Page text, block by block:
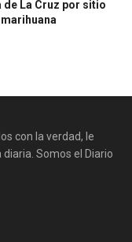
de La Cruz por sitio
con la verdad, le
Somos el Diario